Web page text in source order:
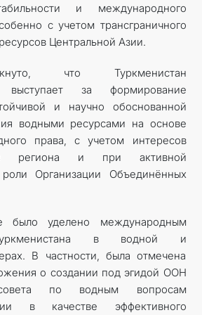
и международного
с учетом трансграничного
Центральной Азии.
что Туркменистан
выступает за формирование
и научно обоснованной
водными ресурсами на основе
права, с учетом интересов
региона и при активной
Организации Объединённых
было уделено международным
в водной и
В частности, была отмечена
о создании под эгидой ООН
совета по водным вопросам
в качестве эффективного